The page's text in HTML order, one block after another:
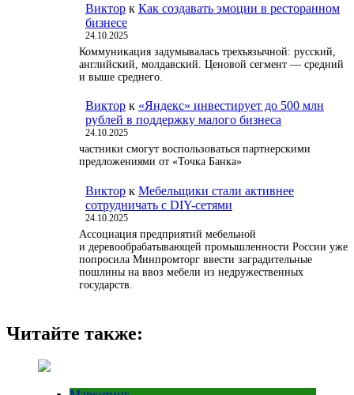
Виктор к Как создавать эмоции в ресторанном
бизнесе
24.10.2025
Коммуникация задумывалась трехъязычной: русский,
английский, молдавский. Ценовой сегмент — средний
и выше среднего.
Виктор к «Яндекс» инвестирует до 500 млн
рублей в поддержку малого бизнеса
24.10.2025
частники смогут воспользоваться партнерскими
предложениями от «Точка Банка»
Виктор к Мебельщики стали активнее
сотрудничать с DIY-сетями
24.10.2025
Ассоциация предприятий мебельной
и деревообрабатывающей промышленности России уже
попросила Минпромторг ввести заградительные
пошлины на ввоз мебели из недружественных
государств.
Читайте также: